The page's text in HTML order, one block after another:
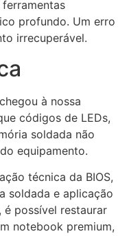
profundo. Um erro
irrecuperável.
à nossa
códigos de LEDs,
soldada não
equipamento.
técnica da BIOS,
soldada e aplicação
é possível restaurar
notebook premium,